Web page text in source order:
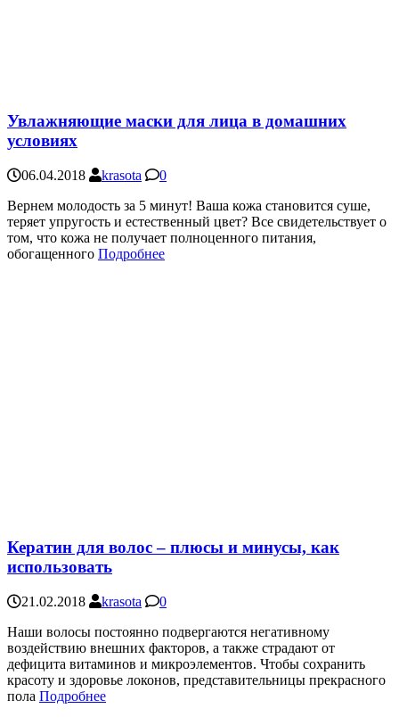
Увлажняющие маски для лица в домашних
условиях
06.04.2018 krasota
0
Вернем молодость за 5 минут! Ваша кожа становится суше,
теряет упругость и естественный цвет? Все свидетельствует о
том, что кожа не получает полноценного питания,
обогащенного Подробнее
Кератин для волос – плюсы и минусы, как
использовать
21.02.2018 krasota
0
Наши волосы постоянно подвергаются негативному
воздействию внешних факторов, а также страдают от
дефицита витаминов и микроэлементов. Чтобы сохранить
красоту и здоровье локонов, представительницы прекрасного
пола Подробнее